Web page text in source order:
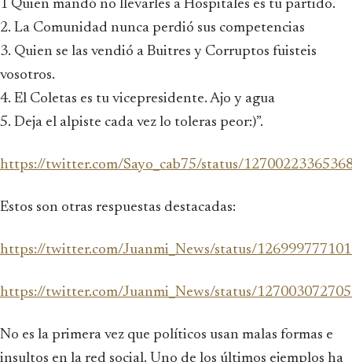
1 Quien mandó no llevarles a Hospitales es tu partido.
2. La Comunidad nunca perdió sus competencias
3. Quien se las vendió a Buitres y Corruptos fuisteis
vosotros.
4. El Coletas es tu vicepresidente. Ajo y agua
5. Deja el alpiste cada vez lo toleras peor:)”.
https://twitter.com/Sayo_cab75/status/
Estos son otras respuestas destacadas:
https://twitter.com/Juanmi_News/status/
https://twitter.com/Juanmi_News/status/
No es la primera vez que políticos usan malas formas e
insultos en la red social. Uno de los últimos ejemplos ha